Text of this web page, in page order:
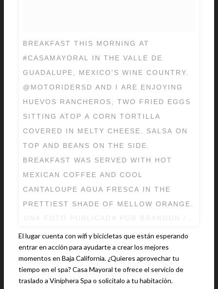
BREAKFAST THIS MORNING AT
#CASAMAYORAL IN THE VALLE DE
GUADALUPE, MEXICO'S WINE COUNTRY.
@MOTORIDERSD AND I ARE ENJOYING
HUEVOS RANCHEROS, TWO FRIED EGGS
SITTING ATOP A CORN TORTILLA
COVERED IN MELTY CHEESE. SALSA ON
TOP AND BEANS ON THE SIDE.
BREAKFAST WAS SERVED WITH HOT
MEXICAN COFFEE AND COOL
CANTALOUPE AGUA FRESCA IN THE
PRETTIEST SHADE OF MELLOW ORANGE.
El lugar cuenta con wifiy bicicletas que están esperando
entrar en acción para ayudarte a crear los mejores
momentos en Baja California. ¿Quieres aprovechar tu
tiempo en el spa? Casa Mayoral te ofrece el servicio de
traslado a Viníphera Spa o solicítalo a tu habitación.